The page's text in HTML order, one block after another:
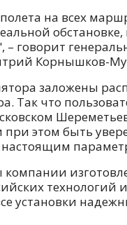
на всех
– говорит
Корнышков-
заложены
Так что
при этом быть
настоящим
компании
технологий
установки